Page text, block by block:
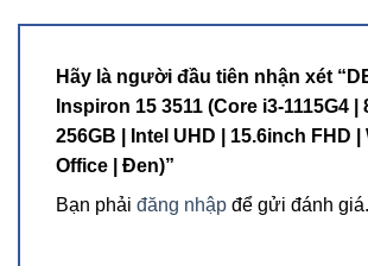
Hãy là người đầu tiên nhận xét
Inspiron 15 3511 (Core i3-1115G4 |
256GB | Intel UHD | 15.6inch FHD |
Office | Đen)”
Bạn phải đăng nhập để gửi đánh giá.